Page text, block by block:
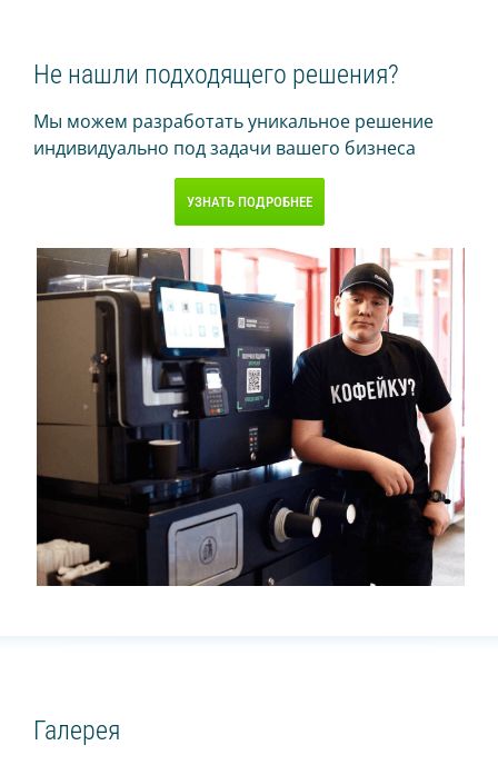
Не нашли подходящего решения?
Мы можем разработать уникальное решение
индивидуально под задачи вашего бизнеса
УЗНАТЬ ПОДРОБНЕЕ
Галерея